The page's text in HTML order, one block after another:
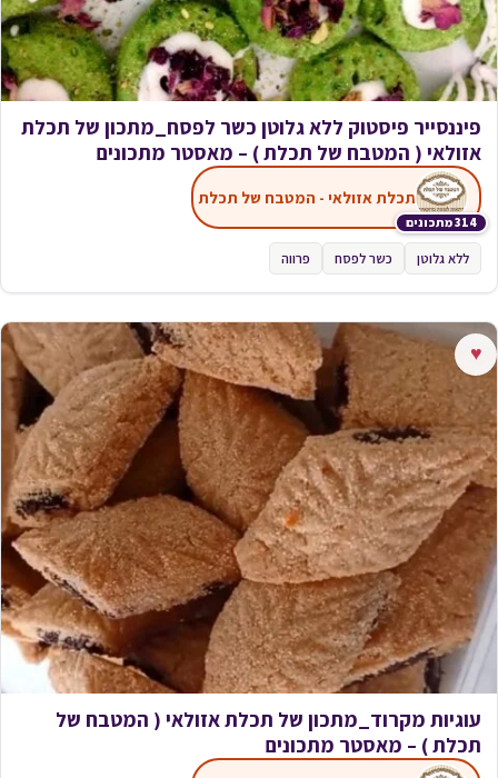
פיננסייר פיסטוק ללא גלוטן כשר לפסח_מתכון של תכלת
אזולאי ( המטבח של תכלת ) – מאסטר מתכונים
314 מתכונים
תכלת אזולאי - המטבח של תכלת
ללא גלוטן כשר לפסח פרווה
♥
עוגיות מקרוד_מתכון של תכלת אזולאי ( המטבח של
תכלת ) – מאסטר מתכונים